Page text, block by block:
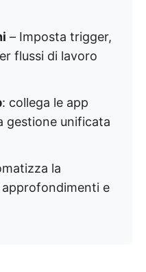
– Imposta trigger,
flussi di lavoro
: collega le app
gestione unificata
la
e